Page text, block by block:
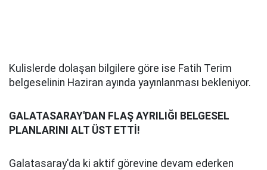
Kulislerde dolaşan bilgilere göre ise Fatih Terim
belgeselinin Haziran ayında yayınlanması bekleniyor.
GALATASARAY'DAN FLAŞ AYRILIĞI BELGESEL
PLANLARINI ALT ÜST ETTİ!
Galatasaray'da ki aktif görevine devam ederken